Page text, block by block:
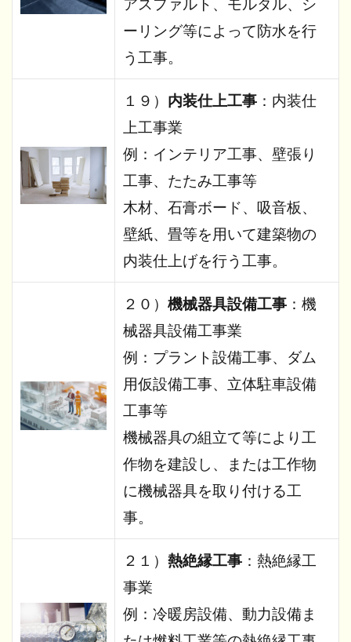
アスファルト、モルタル、シ
ーリング等によって防水を行
う工事。
１９） 内装仕上工事 ：内装仕
上工事業
例：インテリア工事、壁張り
工事、たたみ工事等
木材、石膏ボード、吸音板、
壁紙、畳等を用いて建築物の
内装仕上げを行う工事。
２０） 機械器具設備工事 ：機
械器具設備工事業
例：プラント設備工事、ダム
用仮設備工事、立体駐車設備
工事等
機械器具の組立て等により工
作物を建設し、または工作物
に機械器具を取り付ける工
事。
２１） 熱絶縁工事 ：熱絶縁工
事業
例：冷暖房設備、動力設備ま